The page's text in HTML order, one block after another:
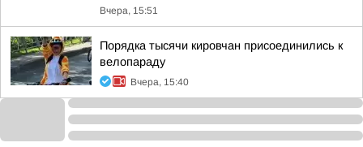
Вчера, 15:51
Порядка тысячи кировчан присоединились к
велопараду
Вчера, 15:40